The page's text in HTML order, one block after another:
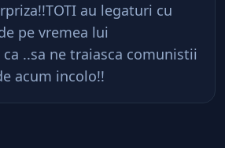
au legaturi cu
pe vremea lui
ca ..sa ne traiasca comunistii
acum incolo!!